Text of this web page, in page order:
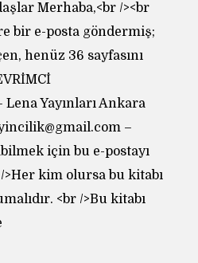
Merhaba,<br /><br
bir e-posta göndermiş;
henüz 36 sayfasını
Yayınları Ankara
–
için bu e-postayı
>Her kim olursa bu kitabı
<br />Bu kitabı